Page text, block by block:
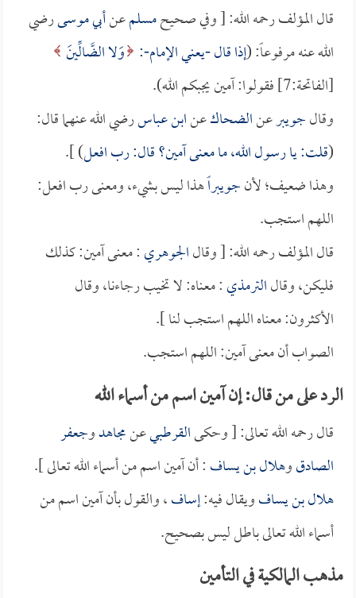
قال المؤلف رحمه الله: [ وفي صحيحمسلمعنأبي موسىرضي
الله عنه مرفوعاً: (إذا قال -يعني الإمام-: وَلا الضَّالِّينَ
[الفاتحة:7] فقولوا: آمين يجبكم الله).
وقالجويبرعنالضحاكعنابن عباسرضي الله عنهما قال:
(قلت: يا رسول الله، ما معنى آمين؟ قال: رب افعل) ].
وهذا ضعيف؛ لأنجويبراًهذا ليس بشيء، ومعنى رب افعل:
اللهم استجب.
قال المؤلف رحمه الله: [ وقالالجوهري: معنى آمين: كذلك
فليكن، وقالالترمذي: معناه: لا تخيب رجاءنا، وقال
الأكثرون: معناه اللهم استجب لنا ].
الصواب أن معنى آمين: اللهم استجب.
الرد على من قال: إن آمين اسم من أسماء الله
قال رحمه الله تعالى: [ وحكىالقرطبيعنمجاهدوجعفر
الصادقوهلال بن يساف: أن آمين اسم من أسماء الله تعالى ].
هلال بن يسافويقال فيه:إساف، والقول بأن آمين اسم من
أسماء الله تعالى باطل ليس بصحيح.
مذهب المالكية في التأمين